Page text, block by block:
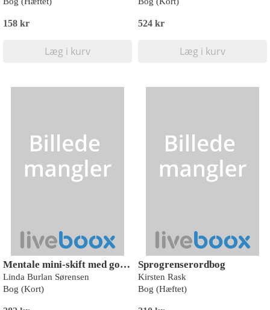
158 kr
Læg i kurv
524 kr
Læg i kurv
Mentale mini-skift med gorillaen - 30 unikke illustrationer i postkortstørrelse med metakognitive, metaforiske motiver på forsiden og korte tekster på bagsiden – skabt til mentale mini-skift og nye perspektiver.
Linda Burlan Sørensen
Bog (Kort)
Sprogrenserordbog
Kirsten Rask
Bog (Hæftet)